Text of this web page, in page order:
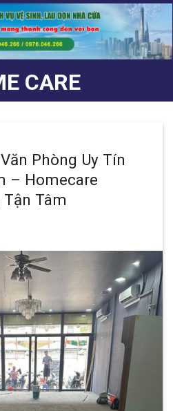
CARE
Phòng Uy Tín
– Homecare
Tận Tâm